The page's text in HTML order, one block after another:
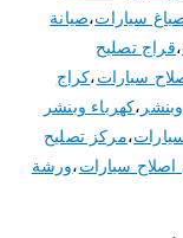
سيارات،صيانة
،قراج تصليح
سيارات،كراج
،كهرباء وبنشر
،مركز تصليح
اصلاح سيارات،ورشة